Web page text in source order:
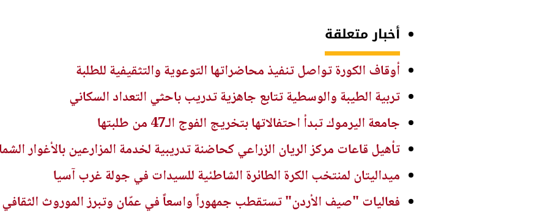
أخبار متعلقة
أوقاف الكورة تواصل تنفيذ محاضراتها التوعوية والتثقيفية للطلبة
تربية الطيبة والوسطية تتابع جاهزية تدريب باحثي التعداد السكاني
جامعة اليرموك تبدأ احتفالاتها بتخريج الفوج الـ47 من طلبتها
تأهيل قاعات مركز الريان الزراعي كحاضنة تدريبية لخدمة المزارعين بالأغوار
ميداليتان لمنتخب الكرة الطائرة الشاطئية للسيدات في جولة غرب آسيا
فعاليات "صيف الأردن" تستقطب جمهوراً واسعاً في عمّان وتبرز الموروث الثقافي